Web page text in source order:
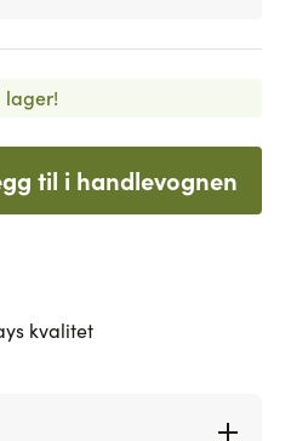
lager!
til i handlevognen
kvalitet